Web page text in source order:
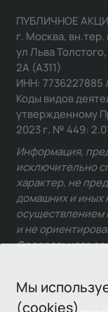
Мы
(cookies)
ПУБЛИЧНОЕ
г. Москва,
ул Льва
2А (А311)
ИНН: 7736227885
Коды видов
утвержденному
2023 г. № 449:
Информация,
исключительно
характер, не
домашних и иных
осуществлением
и не
Федерального